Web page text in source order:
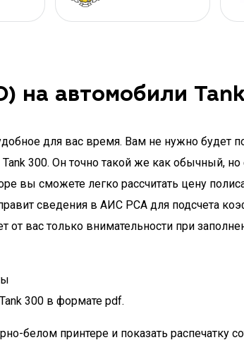
на автомобили
для вас время. Вам не нужно будет
300. Он точно такой же как обычный,
вы сможете легко рассчитать цену
сведения в АИС РСА для подсчета
вас только внимательности при
300 в формате pdf.
белом принтере и показать распечатку